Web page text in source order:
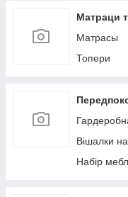
Матраци
Матрасы
Топери
Вішалки
Набір